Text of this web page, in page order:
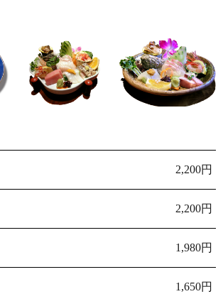
2,200円
2,200円
1,980円
1,650円